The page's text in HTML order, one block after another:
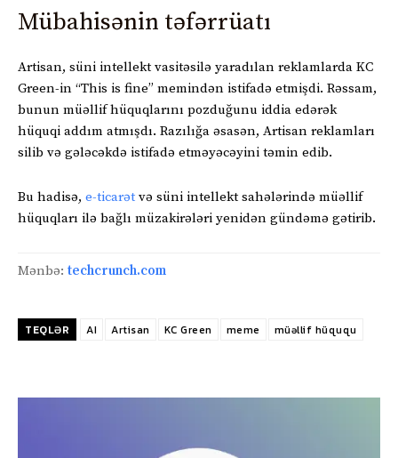
Mübahisənin təfərrüatı
Artisan, süni intellekt vasitəsilə yaradılan reklamlarda KC
Green-in “This is fine” memindən istifadə etmişdi. Rəssam,
bunun müəllif hüquqlarını pozduğunu iddia edərək
hüquqi addım atmışdı. Razılığa əsasən, Artisan reklamları
silib və gələcəkdə istifadə etməyəcəyini təmin edib.
Bu hadisə, e-ticarət və süni intellekt sahələrində müəllif
hüquqları ilə bağlı müzakirələri yenidən gündəmə gətirib.
Mənbə: techcrunch.com
TEQLƏR AI Artisan KC Green meme müəllif hüququ